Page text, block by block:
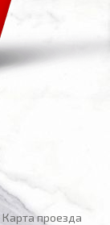
Карта проезда